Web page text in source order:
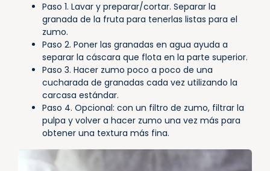
Paso 1. Lavar y preparar/cortar. Separar la
granada de la fruta para tenerlas listas para el
zumo.
Paso 2. Poner las granadas en agua ayuda a
separar la cáscara que flota en la parte superior.
Paso 3. Hacer zumo poco a poco de una
cucharada de granadas cada vez utilizando la
carcasa estándar.
Paso 4. Opcional: con un filtro de zumo, filtrar la
pulpa y volver a hacer zumo una vez más para
obtener una textura más fina.